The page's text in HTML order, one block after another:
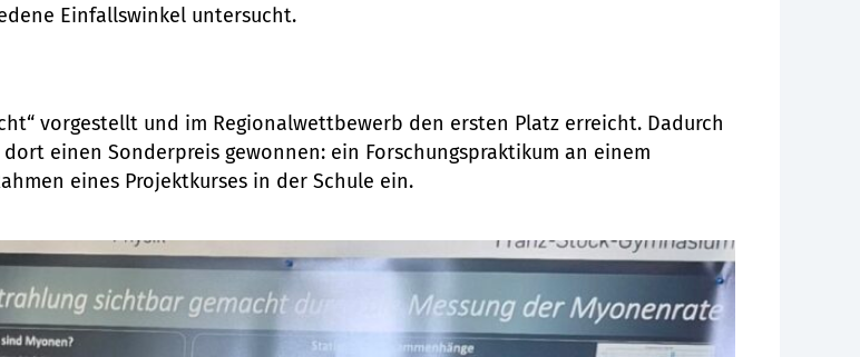
Einfallswinkel untersucht.
vorgestellt und im Regionalwettbewerb den ersten Platz erreicht. Dadurch
einen Sonderpreis gewonnen: ein Forschungspraktikum an einem
eines Projektkurses in der Schule ein.